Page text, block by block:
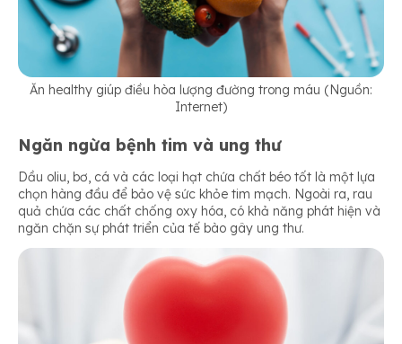
Ăn healthy giúp điều hòa lượng đường trong máu (Nguồn:
Internet)
Ngăn ngừa bệnh tim và ung thư
Dầu oliu, bơ, cá và các loại hạt chứa chất béo tốt là một lựa
chọn hàng đầu để bảo vệ sức khỏe tim mạch. Ngoài ra, rau
quả chứa các chất chống oxy hóa, có khả năng phát hiện và
ngăn chặn sự phát triển của tế bào gây ung thư.